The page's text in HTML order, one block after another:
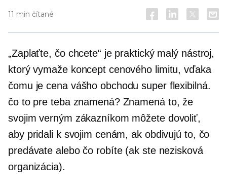
11 min čítané
„Zaplaťte, čo chcete“ je praktický malý nástroj,
ktorý vymaže koncept cenového limitu, vďaka
čomu je cena vášho obchodu super flexibilná.
čo to pre teba znamená? Znamená to, že
svojim verným zákazníkom môžete dovoliť,
aby pridali k svojim cenám, ak obdivujú to, čo
predávate alebo čo robíte (ak ste nezisková
organizácia).